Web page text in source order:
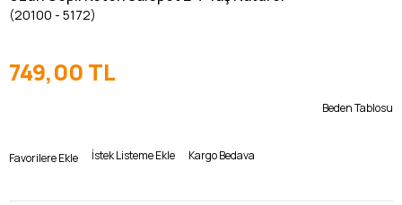
(20100 - 5172)
749,00 TL
Beden Tablosu
Favorilere Ekle İstek Listeme Ekle Kargo Bedava